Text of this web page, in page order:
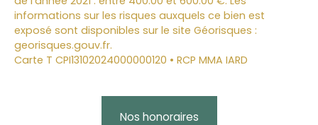
informations sur les risques auxquels ce bien est
exposé sont disponibles sur le site Géorisques :
georisques.gouv.fr.
Carte T CPI13102024000000120 • RCP MMA IARD
Nos honoraires